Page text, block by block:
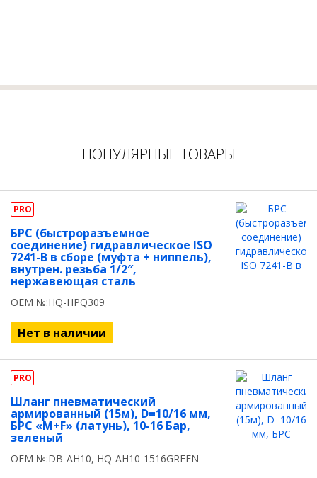
ПОПУЛЯРНЫЕ ТОВАРЫ
PRO
БРС (быстроразъемное
соединение) гидравлическое ISO
7241-B в сборе (муфта + ниппель),
внутрен. резьба 1/2″,
нержавеющая сталь
OEM №:HQ-HPQ309
Нет в наличии
PRO
Шланг пневматический
армированный (15м), D=10/16 мм,
БРС «M+F» (латунь), 10-16 Бар,
зеленый
OEM №:DB-AH10, HQ-AH10-1516GREEN